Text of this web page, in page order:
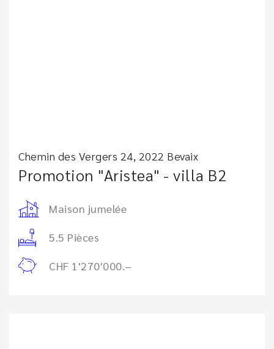
Chemin des Vergers 24, 2022 Bevaix
Promotion "Aristea" - villa B2
Maison jumelée
5.5 Pièces
CHF 1'270'000.–